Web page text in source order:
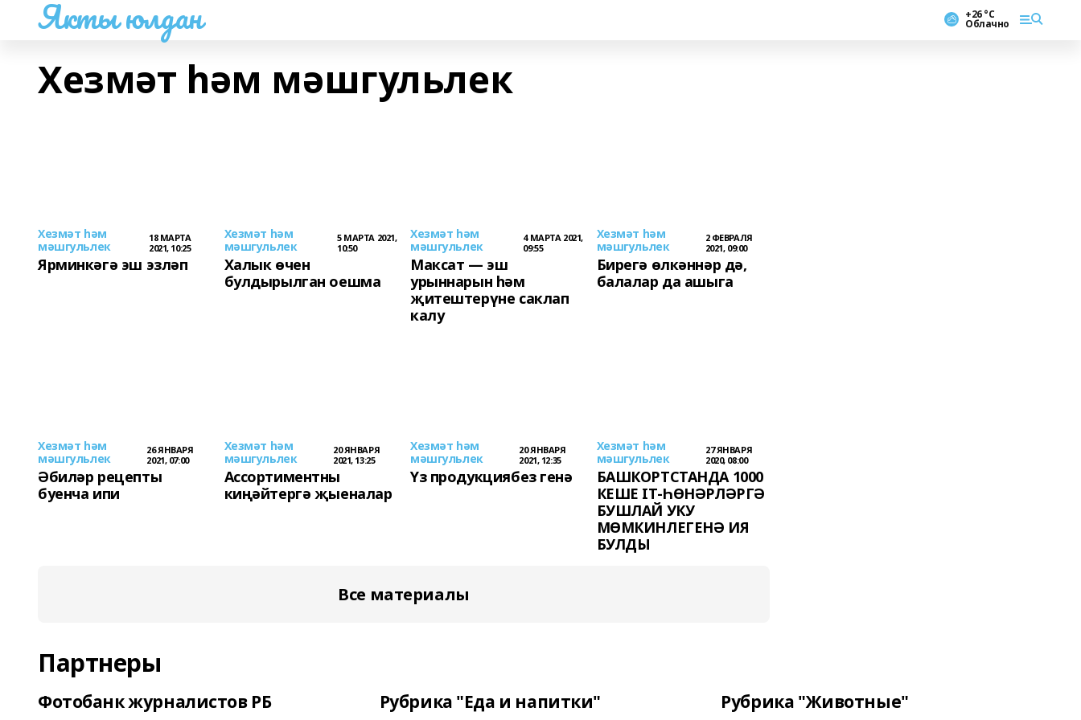
Якты юлдан +26 °С
Облачно
Хезмәт hәм мәшгульлек
Хезмәт hәм
мәшгульлек
18 МАРТА
2021, 10:25
Ярминкәгә эш эзләп
Хезмәт hәм
мәшгульлек
5 МАРТА 2021,
10:50
Халык өчен
булдырылган оешма
Хезмәт hәм
мәшгульлек
4 МАРТА 2021,
09:55
Максат — эш
урыннарын һәм
җитештерүне саклап
калу
Хезмәт hәм
мәшгульлек
2 ФЕВРАЛЯ
2021, 09:00
Бирегә өлкәннәр дә,
балалар да ашыга
Хезмәт hәм
мәшгульлек
26 ЯНВАРЯ
2021, 07:00
Әбиләр рецепты
буенча ипи
Хезмәт hәм
мәшгульлек
20 ЯНВАРЯ
2021, 13:25
Ассортиментны
киңәйтергә җыеналар
Хезмәт hәм
мәшгульлек
20 ЯНВАРЯ
2021, 12:35
Үз продукциябез генә
Хезмәт hәм
мәшгульлек
27 ЯНВАРЯ
2020, 08:00
БАШКОРТСТАНДА 1000
КЕШЕ IT-ҺӨНӘРЛӘРГӘ
БУШЛАЙ УКУ
МӨМКИНЛЕГЕНӘ ИЯ
БУЛДЫ
Все материалы
Партнеры
Фотобанк журналистов РБ Рубрика "Еда и напитки" Рубрика "Животные"